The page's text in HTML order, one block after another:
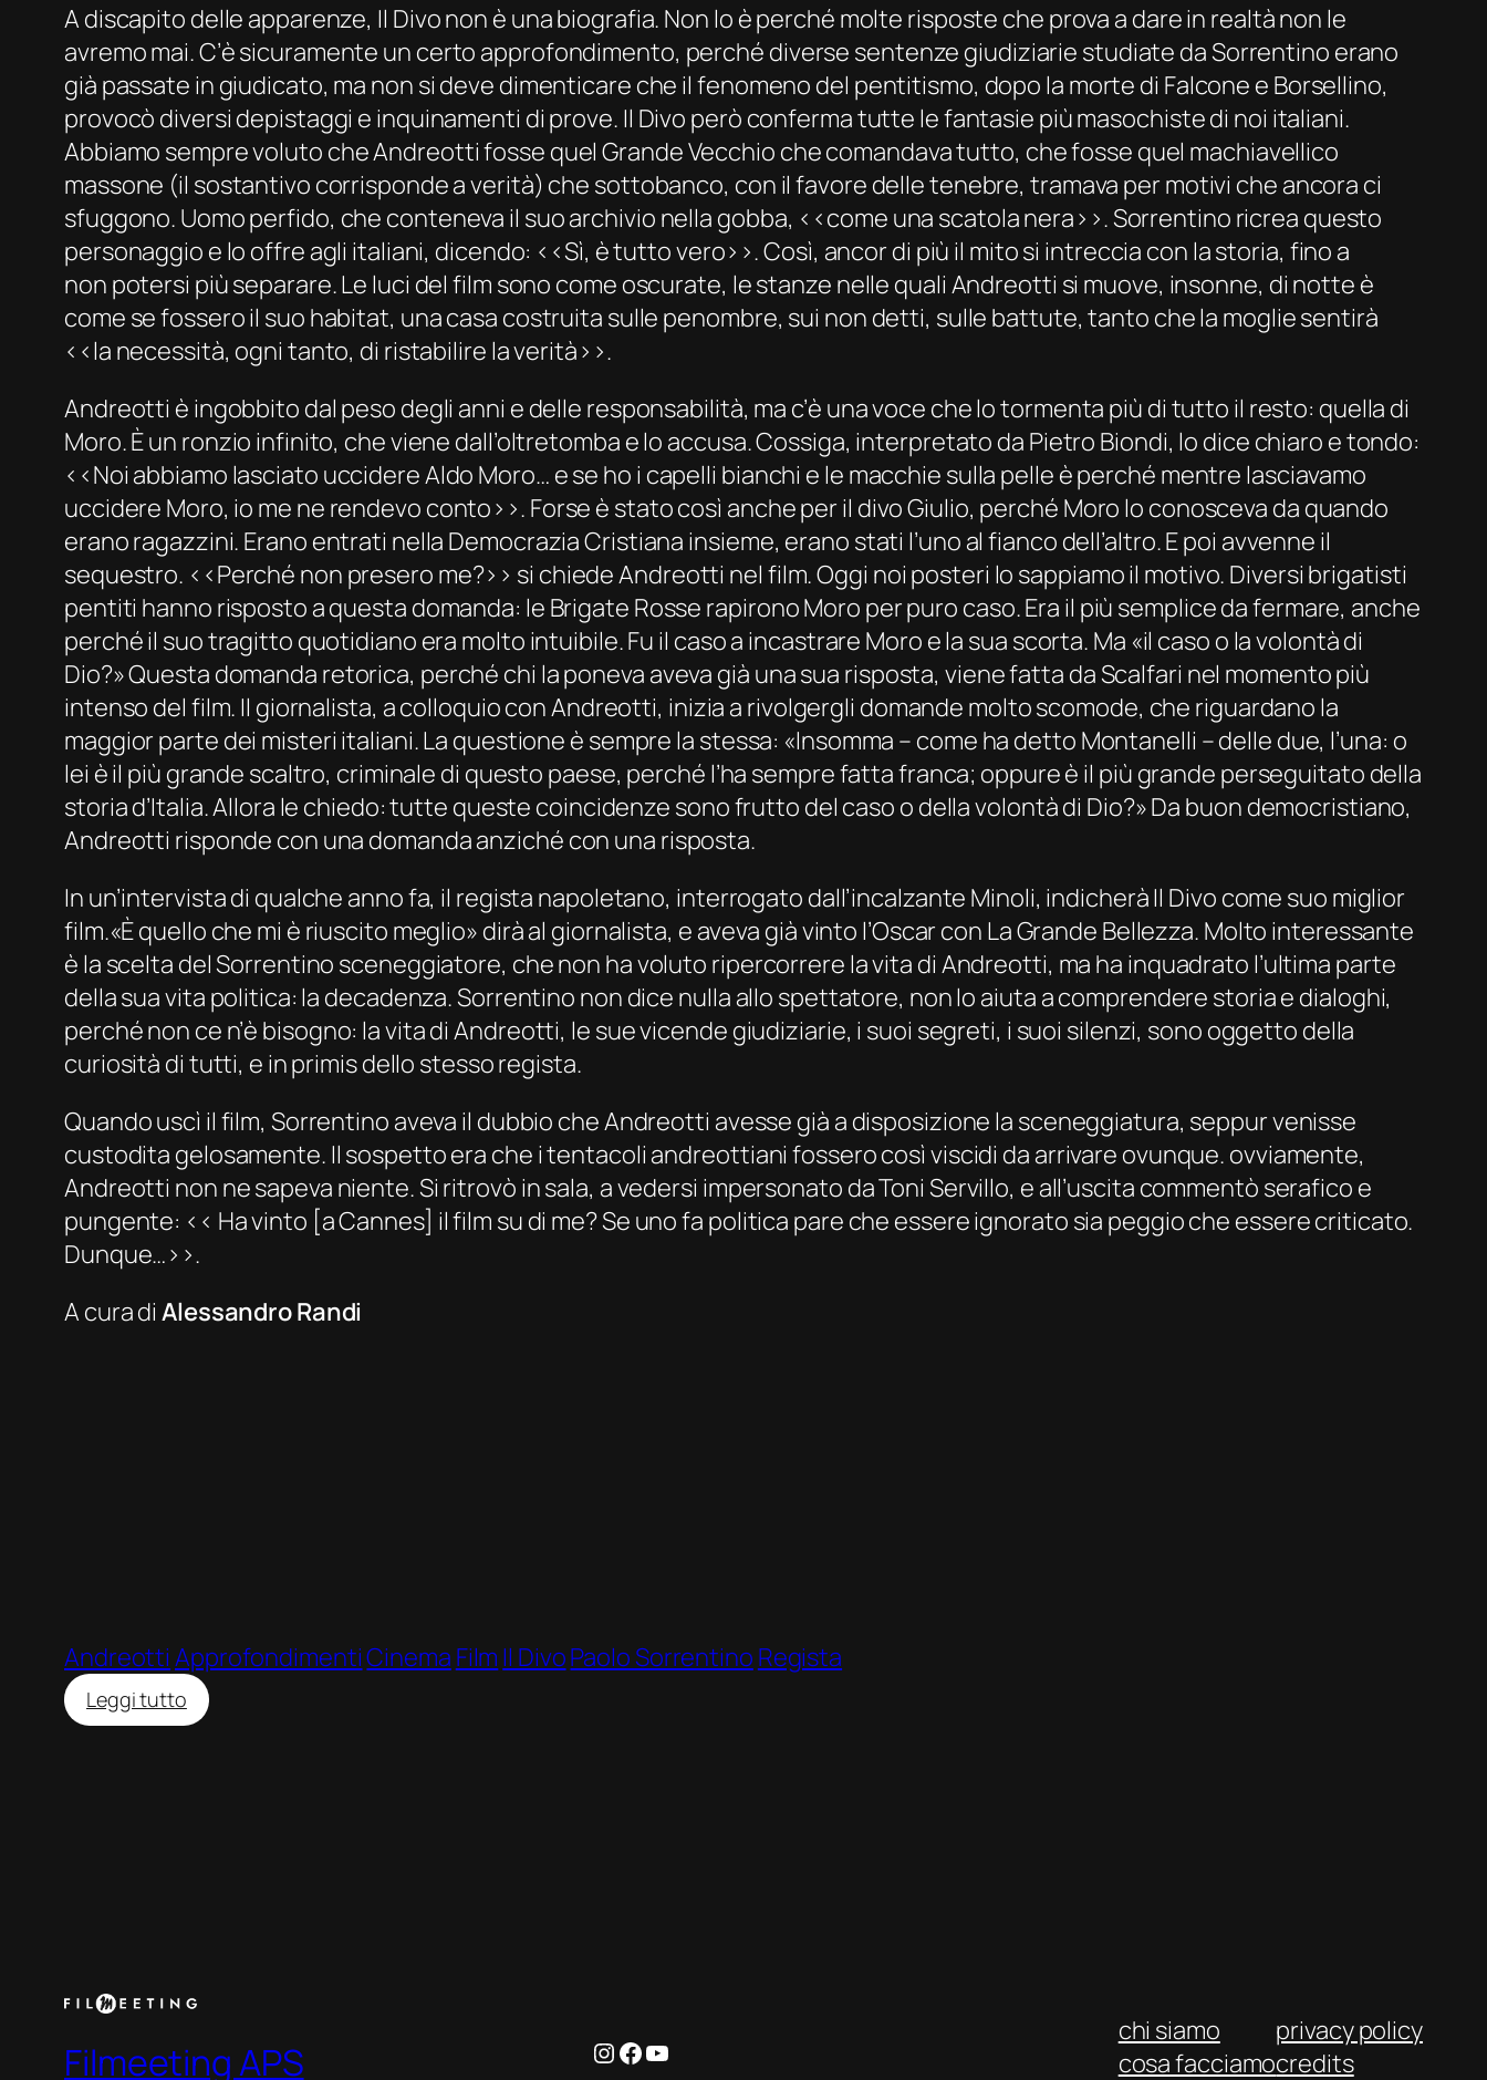
A discapito delle apparenze, Il Divonon è una biografia. Non lo è perché molte risposte che prova a dare in realtà non le
avremo mai. C’è sicuramente un certo approfondimento, perché diverse sentenze giudiziarie studiate da Sorrentino erano
già passate in giudicato, ma non si deve dimenticare che il fenomeno del pentitismo, dopo la morte di Falcone e Borsellino,
provocò diversi depistaggi e inquinamenti di prove. Il Divo però conferma tutte le fantasie più masochiste di noi italiani.
Abbiamo sempre voluto che Andreotti fosse quel Grande Vecchio che comandava tutto, che fosse quel machiavellico
massone (il sostantivo corrisponde a verità) che sottobanco, con il favore delle tenebre, tramava per motivi che ancora ci
sfuggono. Uomo perfido, che conteneva il suo archivio nella gobba, ‹‹come una scatola nera››. Sorrentino ricrea questo
personaggio e lo offre agli italiani, dicendo: ‹‹Sì, è tutto vero››. Così, ancor di più il mito si intreccia con la storia, fino a
non potersi più separare. Le luci del film sono come oscurate, le stanze nelle quali Andreotti si muove, insonne, di notte è
come se fossero il suo habitat, una casa costruita sulle penombre, sui non detti, sulle battute, tanto che la moglie sentirà
‹‹la necessità, ogni tanto, di ristabilire la verità››.
Andreotti è ingobbito dal peso degli anni e delle responsabilità, ma c’è una voce che lo tormenta più di tutto il resto: quella di
Moro. È un ronzio infinito, che viene dall’oltretomba e lo accusa. Cossiga, interpretato da Pietro Biondi, lo dice chiaro e tondo:
‹‹Noi abbiamo lasciato uccidere Aldo Moro… e se ho i capelli bianchi e le macchie sulla pelle è perché mentre lasciavamo
uccidere Moro, io me ne rendevo conto››. Forse è stato così anche per il divo Giulio, perché Moro lo conosceva da quando
erano ragazzini. Erano entrati nella Democrazia Cristiana insieme, erano stati l’uno al fianco dell’altro. E poi avvenne il
sequestro. ‹‹Perché non presero me?›› si chiede Andreotti nel film. Oggi noi posteri lo sappiamo il motivo. Diversi brigatisti
pentiti hanno risposto a questa domanda: le Brigate Rosse rapirono Moro per puro caso. Era il più semplice da fermare, anche
perché il suo tragitto quotidiano era molto intuibile. Fu il caso a incastrare Moro e la sua scorta. Ma «il caso o la volontà di
Dio?» Questa domanda retorica, perché chi la poneva aveva già una sua risposta, viene fatta da Scalfari nel momento più
intenso del film. Il giornalista, a colloquio con Andreotti, inizia a rivolgergli domande molto scomode, che riguardano la
maggior parte dei misteri italiani. La questione è sempre la stessa: «Insomma – come ha detto Montanelli – delle due, l’una: o
lei è il più grande scaltro, criminale di questo paese, perché l’ha sempre fatta franca; oppure è il più grande perseguitato della
storia d’Italia. Allora le chiedo: tutte queste coincidenze sono frutto del caso o della volontà di Dio?» Da buon democristiano,
Andreotti risponde con una domanda anziché con una risposta.
In un’intervista di qualche anno fa, il regista napoletano, interrogato dall’incalzante Minoli, indicheràIl Divo come suo miglior
film.«È quello che mi è riuscito meglio» dirà al giornalista, e aveva già vinto l’Oscar con LaGrande Bellezza. Molto interessante
è la scelta del Sorrentino sceneggiatore, che non ha voluto ripercorrere la vita di Andreotti, ma ha inquadrato l’ultima parte
della sua vita politica: la decadenza. Sorrentino non dice nulla allo spettatore, non lo aiuta a comprendere storia e dialoghi,
perché non ce n’è bisogno: la vita di Andreotti, le sue vicende giudiziarie, i suoi segreti, i suoi silenzi, sono oggetto della
curiosità di tutti, e in primis dello stesso regista.
Quando uscì il film, Sorrentino aveva il dubbio che Andreotti avesse già a disposizione la sceneggiatura, seppur venisse
custodita gelosamente. Il sospetto era che i tentacoli andreottiani fossero così viscidi da arrivare ovunque. ovviamente,
Andreotti non ne sapeva niente. Si ritrovò in sala, a vedersi impersonato da Toni Servillo, e all’uscita commentò serafico e
pungente: ‹‹ Ha vinto [a Cannes] il film su di me? Se uno fa politica pare che essere ignorato sia peggio che essere criticato.
Dunque…››.
A cura di Alessandro Randi
Andreotti ApprofondimentiCinema Film Il DivoPaolo Sorrentino Regista
Leggi tutto:
Il
Filmeeting APS Instagram Facebook YouTube
chi siamo
cosa facciamo
privacy policy
credits